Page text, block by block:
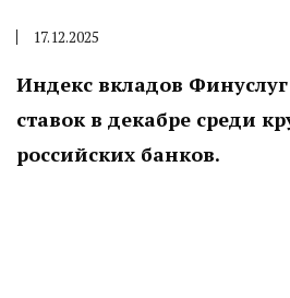
17.12.2025
Индекс вкладов
ставок в декабре среди
российских банков.